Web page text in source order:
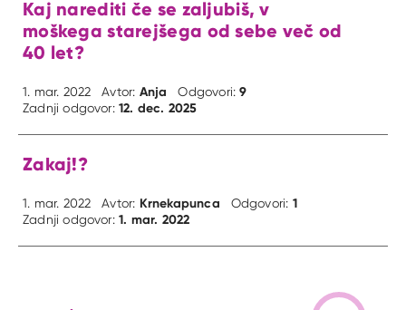
Kaj narediti če se zaljubiš, v
moškega starejšega od sebe več od
40 let?
1. mar. 2022 Avtor: Anja Odgovori:9
Zadnji odgovor:12. dec. 2025
Zakaj!?
1. mar. 2022 Avtor: Krnekapunca Odgovori: 1
Zadnji odgovor:1. mar. 2022